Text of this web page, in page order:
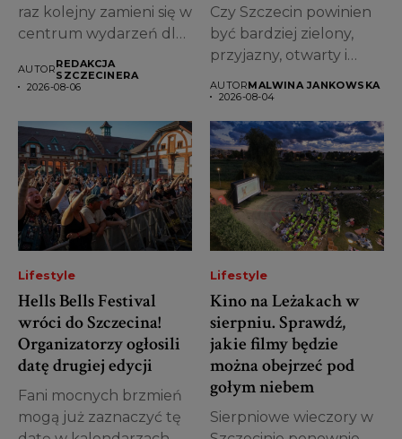
raz kolejny zamieni się w
centrum wydarzeń dla
AUTORREDAKCJA
SZCZECINERA
2026-08-06
Czy Szczecin powinien
być bardziej zielony,
przyjazny, otwarty i
AUTORMALWINA JANKOWSKA
2026-08-04
Lifestyle
Hells Bells Festival
wróci do Szczecina!
Organizatorzy ogłosili
datę drugiej edycji
Fani mocnych brzmień
mogą już zaznaczyć tę
Lifestyle
Kino na Leżakach w
sierpniu. Sprawdź,
jakie filmy będzie
można obejrzeć pod
gołym niebem
Sierpniowe wieczory w